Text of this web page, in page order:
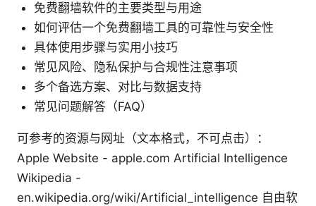
免费翻墙软件的主要类型与用途
如何评估一个免费翻墙工具的可靠性与安全性
具体使用步骤与实用小技巧
常见风险、隐私保护与合规性注意事项
多个备选方案、对比与数据支持
常见问题解答（FAQ）
可参考的资源与网址（文本格式，不可点击）：
Apple Website - apple.com Artificial Intelligence
Wikipedia -
en.wikipedia.org/wiki/Artificial_intelligence 自由软